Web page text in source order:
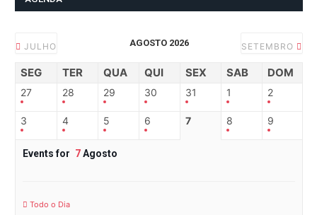
JULHO AGOSTO 2026 SETEMBRO
SEG TER QUA QUI SEX SAB DOM
27 28 29 30 31 1 2
3 4 5 6 7 8 9
Events for 7Agosto
Todo o Dia